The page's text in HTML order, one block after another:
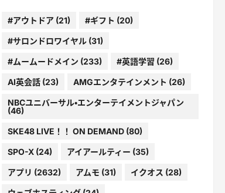
#アウトドア(21) #ギフト (20)
#サロンドロワイヤル(31)
#ムームードメイン (233) #英語学習 (26)
AI英会話(23) AMGエンタテインメント (26)
NBCユニバーサル・エンターテイメントジャパン
(46)
SKE48 LIVE！！ ON DEMAND(80)
SPO-X(24) アイアールティー (35)
アプリ (2632) アムモ (31) イクオス (28)